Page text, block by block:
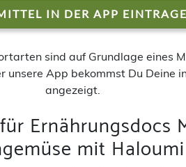
IN DER APP
sind auf Grundlage eines
unsere App bekommst Du Deine
angezeigt.
Ernährungsdocs
mit Haloumi